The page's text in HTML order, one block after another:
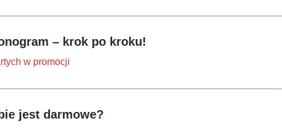
– krok po kroku!
w promocji
jest darmowe?